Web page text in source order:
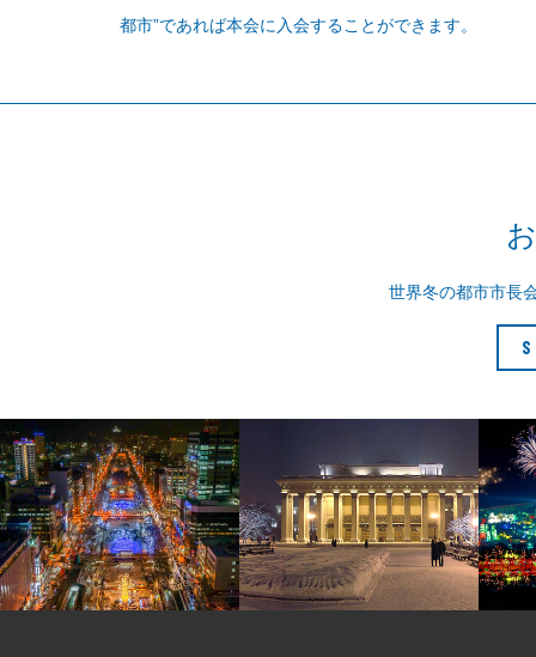
都市”であれば本会に入会することができます。
世界冬の都市市長